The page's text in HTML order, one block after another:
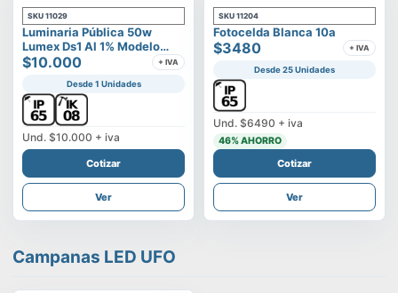
SKU 11029
Luminaria Pública 50w
Lumex Ds1 Al 1% Modelo
Vega
$10.000 + IVA
Desde 1 Unidades
Und. $10.000 + iva
Cotizar
Ver
SKU 11204
Fotocelda Blanca 10a
$3480 + IVA
Desde 25 Unidades
Und. $6490 + iva
46% AHORRO
Cotizar
Ver
Campanas LED UFO